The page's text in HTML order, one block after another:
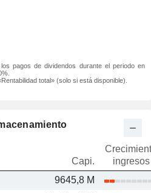
pagos de dividendos durante el periodo en
total» (solo si está disponible).
Capi.
ingresos
9645,8 M